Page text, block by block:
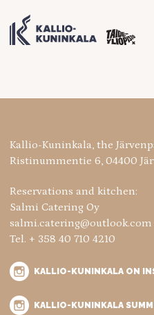
Kallio-Kuninkala, the
Ristinummentie 6, 04400
Reservations and kitchen:
Salmi Catering Oy
salmi.catering@outlook.com
Tel. + 358 40 710 4210
KALLIO-KUNINKALA ON
KALLIO-KUNINKALA